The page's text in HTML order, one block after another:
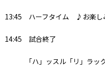
13:45 ハーフタイム ♪お楽し
14:45 試合終了
「ハ」ッスル「リ」ラック